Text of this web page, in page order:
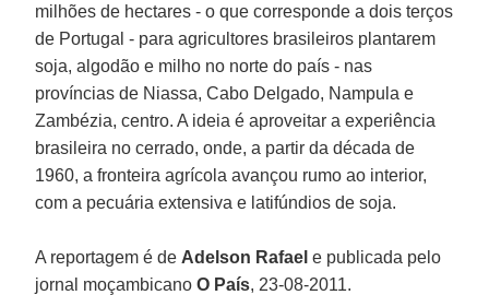
milhões de hectares - o que corresponde a dois terços
de Portugal - para agricultores brasileiros plantarem
soja, algodão e milho no norte do país - nas
províncias de Niassa, Cabo Delgado, Nampula e
Zambézia, centro. A ideia é aproveitar a experiência
brasileira no cerrado, onde, a partir da década de
1960, a fronteira agrícola avançou rumo ao interior,
com a pecuária extensiva e latifúndios de soja.
A reportagem é de Adelson Rafael e publicada pelo
jornal moçambicanoO País, 23-08-2011.